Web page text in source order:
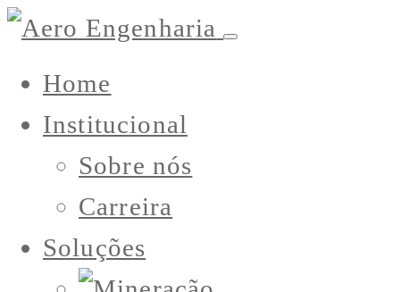
Home
Institucional
Sobre nós
Carreira
Soluções